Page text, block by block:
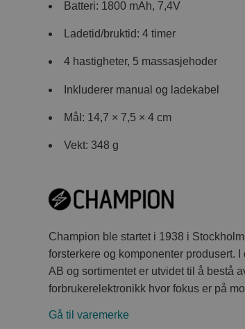
Batteri: 1800 mAh, 7,4V
Ladetid/bruktid: 4 timer
4 hastigheter, 5 massasjehoder
Inkluderer manual og ladekabel
Mål: 14,7 × 7,5 × 4 cm
Vekt: 348 g
Champion ble startet i 1938 i
forsterkere og komponenter produsert.
AB og sortimentet er utvidet til å bestå
forbrukerelektronikk hvor fokus er på
Gå til varemerke